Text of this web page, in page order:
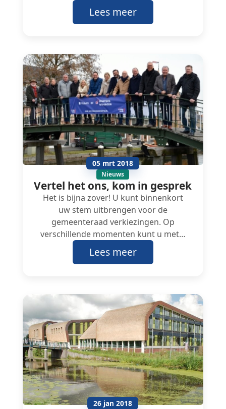
Lees meer
05 mrt 2018
Nieuws
Vertel het ons, kom in gesprek
Het is bijna zover! U kunt binnenkort
uw stem uitbrengen voor de
gemeenteraad verkiezingen. Op
verschillende momenten kunt u met…
Lees meer
26 jan 2018